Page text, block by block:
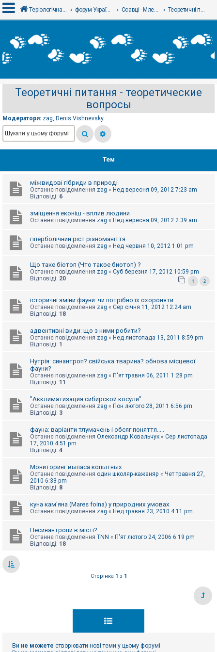
х
і
с
р
а
ц
і
Т
м
б
з
п
в
д
в
м
П
у
о
а
Теріологічна школа форум Українського теріологічного товариства Ссавці - Млекопитающие Теоретичні питання - теоретические вопросы
Теоретичні питання - теоретические
вопросы
Модератори: zag, Denis Vishnevsky
Тем
міжвидові гібриди в природі
Останнє повідомлення zag « Нед вересня 09, 2012 7:23 am
Відповіді: 6
зміщення еконіш - вплив людини
Останнє повідомлення zag « Нед вересня 09, 2012 2:39 am
гіперболічний ріст різноманіття
Останнє повідомлення zag « Нед червня 10, 2012 1:01 pm
Що таке біотоп (Что такое биотоп) ?
Останнє повідомлення zag « Суб березня 17, 2012 10:59 pm
Відповіді: 20 1 2
історичні зміни фауни: чи потрібно їх охороняти
Останнє повідомлення zag « Сер січня 11, 2012 12:24 am
Відповіді: 18
адвентивні види: що з ними робити?
Останнє повідомлення zag « Нед листопада 13, 2011 8:59 pm
Відповіді: 1
Нутрія: синантроп? свійська тварина? обнова місцевої
фауни?
Останнє повідомлення zag « П'ят травня 06, 2011 1:28 pm
Відповіді: 11
"Акклиматизация сибирской косули".
Останнє повідомлення zag « Пон лютого 28, 2011 6:56 pm
Відповіді: 3
фауна: варіанти тлумачень і обсяг поняття.....
Останнє повідомлення Олександр Ковальчук « Сер листопада
17, 2010 4:51 pm
Відповіді: 4
Мониторинг выпаса копытных
Останнє повідомлення один школяр-кажаняр « Чет травня 27,
2010 6:33 pm
Відповіді: 8
куна кам'яна (Mares foina) у природних умовах
Останнє повідомлення zag « Нед травня 23, 2010 4:11 pm
Несинантропи в місті?
Останнє повідомлення TNN « П'ят лютого 24, 2006 6:19 pm
Відповіді: 18
Сторінка 1 з 1
Ви не можете створювати нові теми у цьому форумі